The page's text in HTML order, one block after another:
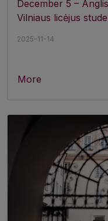
December 5 –
Vilniaus licėjus
2025-11-14
More